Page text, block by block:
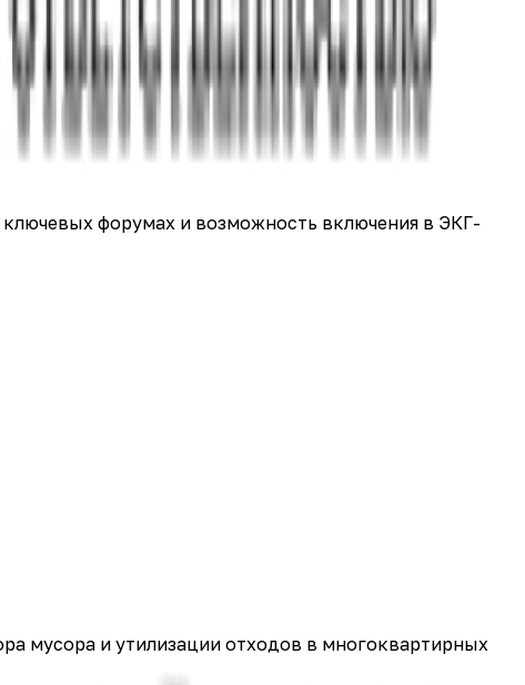
форумах и возможность включения в ЭКГ-
мусора и утилизации отходов в многоквартирных